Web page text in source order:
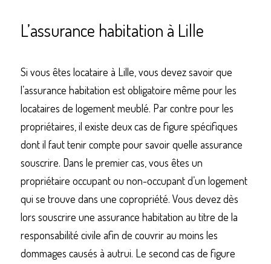
L’assurance habitation à Lille
Si vous êtes locataire à Lille, vous devez savoir que
l’assurance habitation est obligatoire même pour les
locataires de logement meublé. Par contre pour les
propriétaires, il existe deux cas de figure spécifiques
dont il faut tenir compte pour savoir quelle assurance
souscrire. Dans le premier cas, vous êtes un
propriétaire occupant ou non-occupant d’un logement
qui se trouve dans une copropriété. Vous devez dès
lors souscrire une assurance habitation au titre de la
responsabilité civile afin de couvrir au moins les
dommages causés à autrui. Le second cas de figure